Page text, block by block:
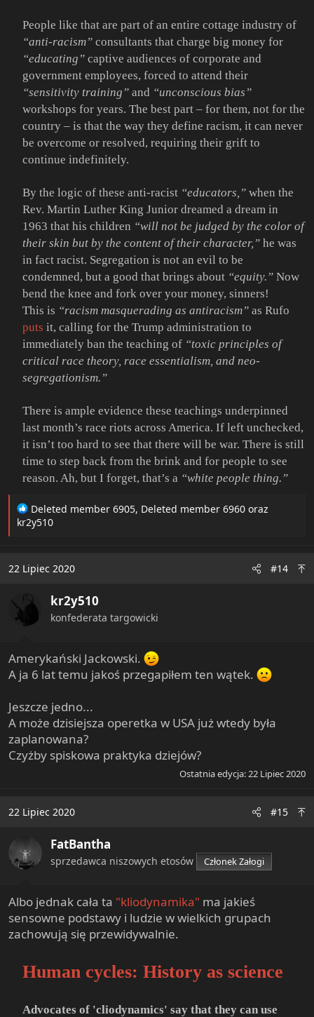
People like that are part of an entire cottage industry of
“anti-racism” consultants that charge big money for
“educating” captive audiences of corporate and
government employees, forced to attend their
“sensitivity training” and “unconscious bias”
workshops for years. The best part – for them, not for the
country – is that the way they define racism, it can never
be overcome or resolved, requiring their grift to
continue indefinitely.
By the logic of these anti-racist “educators,” when the
Rev. Martin Luther King Junior dreamed a dream in
1963 that his children “will not be judged by the color of
their skin but by the content of their character,” he was
in fact racist. Segregation is not an evil to be
condemned, but a good that brings about “equity.” Now
bend the knee and fork over your money, sinners!
This is “racism masquerading as antiracism” as Rufo
puts it, calling for the Trump administration to
immediately ban the teaching of “toxic principles of
critical race theory, race essentialism, and neo-
segregationism.”
There is ample evidence these teachings underpinned
last month’s race riots across America. If left unchecked,
it isn’t too hard to see that there will be war. There is still
time to step back from the brink and for people to see
reason. Ah, but I forget, that’s a “white people thing.”
R
e
i
n
:
Deleted member 6905, Deleted member 6960 oraz
kr2y510
22 Lipiec 2020 #14
kr2y510
konfederata targowicki
Amerykański Jackowski.
A ja 6 lat temu jakoś przegapiłem ten wątek.
Jeszcze jedno...
A może dzisiejsza operetka w USA już wtedy była
zaplanowana?
Czyżby spiskowa praktyka dziejów?
Ostatnia edycja:22 Lipiec 2020
22 Lipiec 2020 #15
FatBantha
sprzedawca niszowych etosów Członek Załogi
Albo jednak cała ta "kliodynamika" ma jakieś
sensowne podstawy i ludzie w wielkich grupach
zachowują się przewidywalnie.
Human cycles: History as science
Advocates of 'cliodynamics' say that they can use